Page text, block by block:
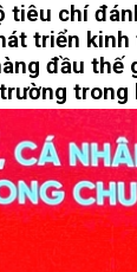
tiêu chí
triển kinh
đầu thế
trong